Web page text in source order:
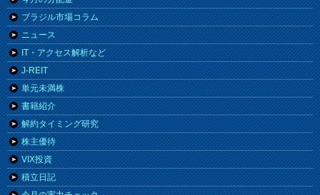
ブラジル市場コラム
ニュース
IT・アクセス解析など
J-REIT
単元未満株
書籍紹介
解約タイミング研究
株主優待
VIX投資
積立日記